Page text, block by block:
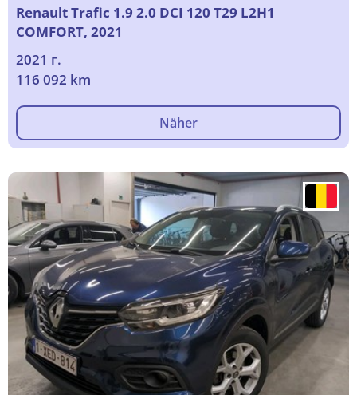
Renault Trafic 1.9 2.0 DCI 120 T29 L2H1
COMFORT, 2021
2021 г.
116 092 km
Näher